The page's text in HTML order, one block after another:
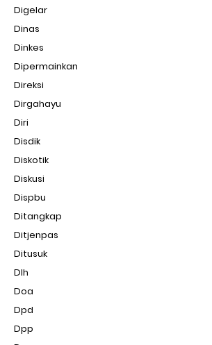
Digelar
Dinas
Dinkes
Dipermainkan
Direksi
Dirgahayu
Diri
Disdik
Diskotik
Diskusi
Dispbu
Ditangkap
Ditjenpas
Ditusuk
Dlh
Doa
Dpd
Dpp